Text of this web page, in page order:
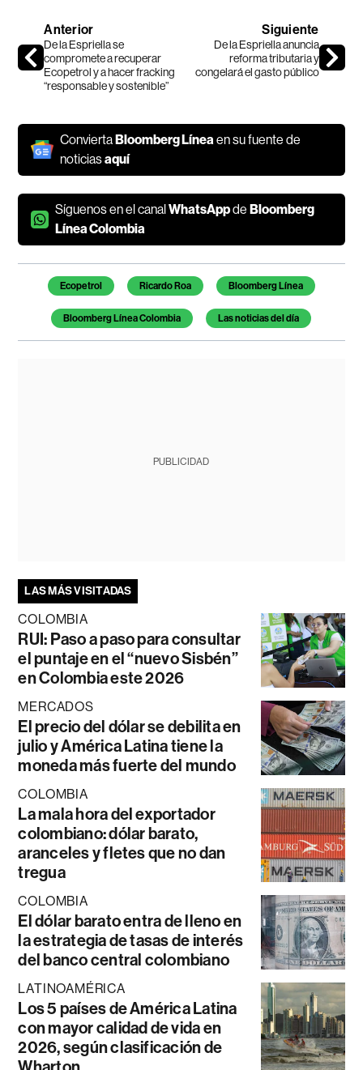
Anterior
De la Espriella se
compromete a recuperar
Ecopetrol y a hacer fracking
“responsable y sostenible”
Siguiente
De la Espriella anuncia
reforma tributaria y
congelará el gasto público
ConviertaBloomberg Línea en su fuente de
noticiasaquí
Síguenos en el canalWhatsAppdeBloomberg
Línea Colombia
Temas de este artículo
Ecopetrol Ricardo Roa Bloomberg Línea
Bloomberg Línea Colombia Las noticias del día
PUBLICIDAD
LAS MÁS VISITADAS
COLOMBIA
RUI: Paso a paso para consultar
el puntaje en el “nuevo Sisbén”
en Colombia este 2026
MERCADOS
El precio del dólar se debilita en
julio y América Latina tiene la
moneda más fuerte del mundo
COLOMBIA
La mala hora del exportador
colombiano: dólar barato,
aranceles y fletes que no dan
tregua
COLOMBIA
El dólar barato entra de lleno en
la estrategia de tasas de interés
del banco central colombiano
LATINOAMÉRICA
Los 5 países de América Latina
con mayor calidad de vida en
2026, según clasificación de